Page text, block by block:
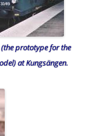
prototype for the
at Kungsängen.